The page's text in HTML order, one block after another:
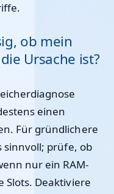
ob mein
Ursache ist?
einen
Für gründlichere
sinnvoll; prüfe, ob
nur ein RAM-
Slots. Deaktiviere